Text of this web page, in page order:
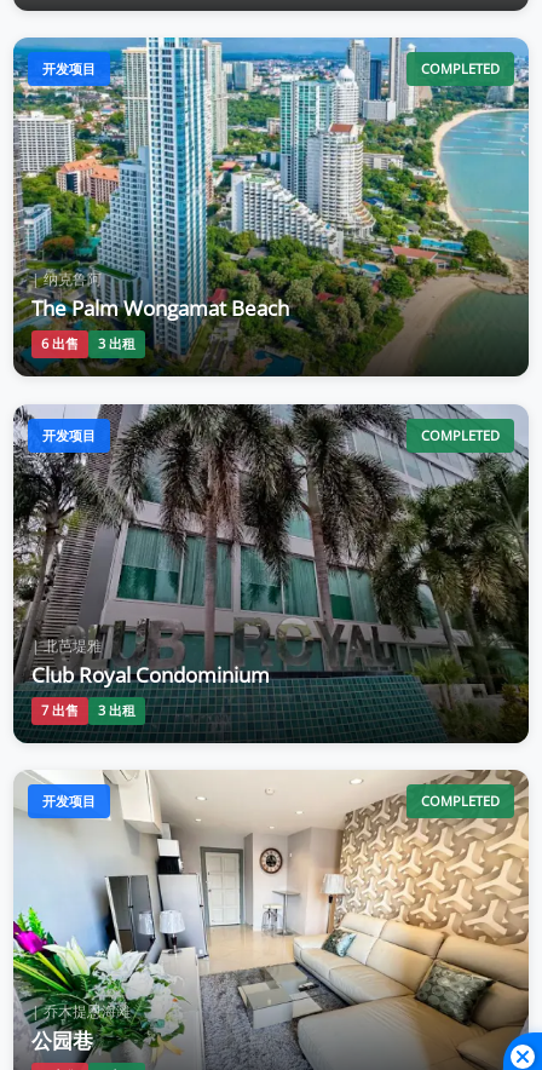
开发项目 COMPLETED
| 纳克鲁阿
The Palm Wongamat Beach
6 出售 3 出租
开发项目 COMPLETED
| 北芭堤雅
Club Royal Condominium
7 出售 3 出租
开发项目 COMPLETED
| 乔木提恩海滩
公园巷